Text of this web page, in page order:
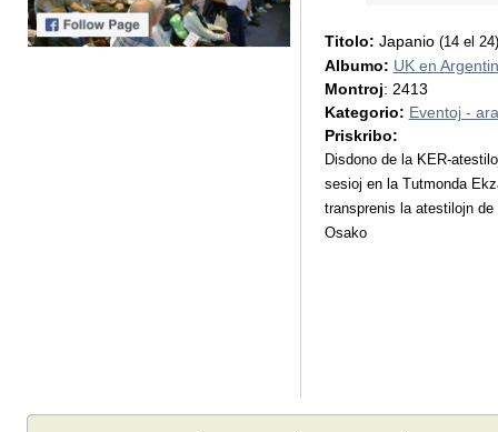
Titolo: Japanio (14 el 24)
Albumo: UK en
Montroj: 2413
Kategorio: Eventoj -
Priskribo:
Disdono de la KER-
sesioj en la Tutmonda
transprenis la atestilojn
Osako